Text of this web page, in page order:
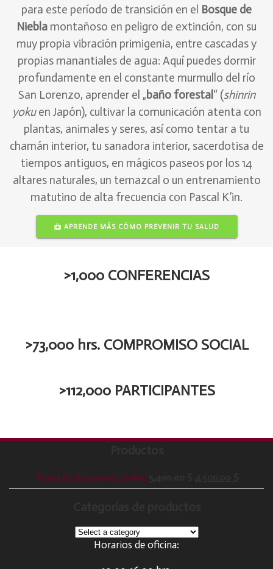
para este período de transición en el Bosque de
Niebla montañoso en peligro de extinción, con su
muy propia vibración primigenia, entre cascadas y
propias manantiales de agua: Aquí puedes dormir
profundamente en el constante murmullo del río
San Lorenzo, aprender el „baño forestal “ (shinrin
yokuen Japón), cultivar la comunicación atenta con
plantas, animales y seres, así como tentar a tu
chamán interior, tu sanadora interior, sacerdotisa de
tiempos antiguos, en mágicos paseos por los 14
altares naturales, un temazcal o un entrenamiento
matutino de alta frecuencia con Pascal K’in.
APRENDE MÁS CÓMO PREVENIR TU SALUD
>1,000 CONFERENCIAS
>73,000 hrs. COMPROMISO SOCIAL
>112,000 PARTICIPANTES
Paquete de sesiones online
Horarios de oficina: